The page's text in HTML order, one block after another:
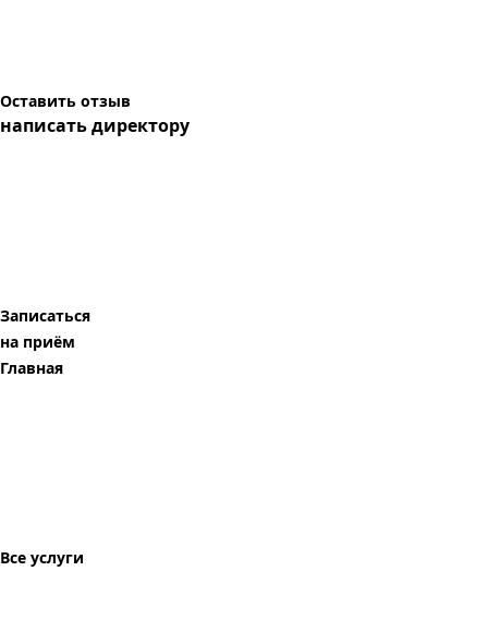
Оставить отзыв
написать директору
Записаться
на приём
Главная
Все услуги